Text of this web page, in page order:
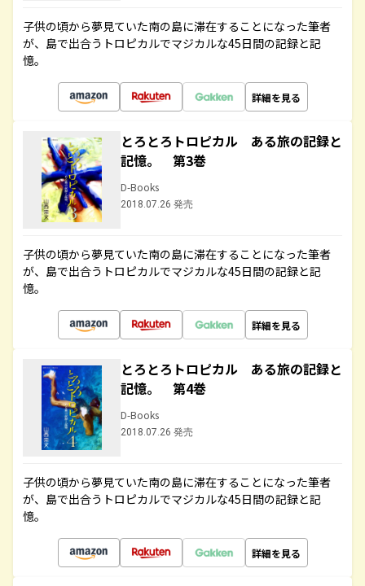
子供の頃から夢見ていた南の島に滞在することになった筆者
が、島で出合うトロピカルでマジカルな45日間の記録と記
憶。
詳細を見る
とろとろトロピカル ある旅の記録と
記憶。 第3巻
D-Books
2018.07.26 発売
子供の頃から夢見ていた南の島に滞在することになった筆者
が、島で出合うトロピカルでマジカルな45日間の記録と記
憶。
詳細を見る
とろとろトロピカル ある旅の記録と
記憶。 第4巻
D-Books
2018.07.26 発売
子供の頃から夢見ていた南の島に滞在することになった筆者
が、島で出合うトロピカルでマジカルな45日間の記録と記
憶。
詳細を見る